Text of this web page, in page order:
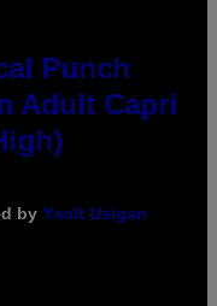
Punch
Adult Capri
by Ysolt Usigan